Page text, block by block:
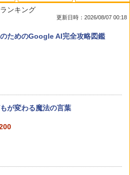
ンキング
更新日時：2026/08/07 00:18
ためのGoogle AI完全攻略図鑑
が変わる魔法の言葉